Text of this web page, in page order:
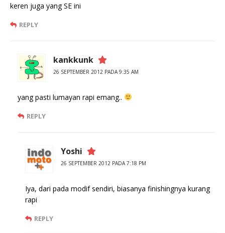
keren juga yang SE ini
REPLY
kankkunk
26 SEPTEMBER 2012 PADA 9:35 AM
yang pasti lumayan rapi emang..
REPLY
Yoshi
26 SEPTEMBER 2012 PADA 7:18 PM
Iya, dari pada modif sendiri, biasanya finishingnya kurang
rapi
REPLY